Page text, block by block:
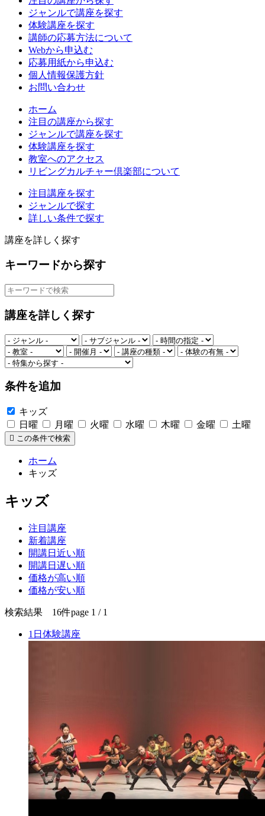
ジャンルで講座を探す
体験講座を探す
講師の応募方法について
Webから申込む
応募用紙から申込む
個人情報保護方針
お問い合わせ
ホーム
注目の講座から探す
ジャンルで講座を探す
体験講座を探す
教室へのアクセス
リビングカルチャー倶楽部について
注目講座を探す
ジャンルで探す
詳しい条件で探す
講座を詳しく探す
キーワードから探す
講座を詳しく探す
条件を追加
キッズ
日曜
月曜 火曜 水曜 木曜 金曜 土曜
この条件で検索
ホーム
キッズ
キッズ
注目講座
新着講座
開講日近い順
開講日遅い順
価格が高い順
価格が安い順
検索結果 16件page 1 / 1
1日体験講座